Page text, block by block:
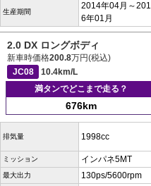
生産期間
2014年04月～201
6年01月
2.0 DX ロングボディ
新車時価格200.8万円(税込)
JC08
10.4km/L
満タンでどこまで走る？
676km
排気量 1998cc
ミッション インパネ5MT
最大出力 130ps/5600rpm